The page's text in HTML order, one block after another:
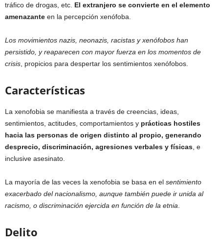
tráfico de drogas, etc. El extranjero se convierte en el elemento
amenazante en la percepción xenófoba.
Los movimientos nazis, neonazis, racistas y xenófobos han
persistido, y reaparecen con mayor fuerza en los momentos de
crisis , propicios para despertar los sentimientos xenófobos.
Características
La xenofobia se manifiesta a través de creencias, ideas,
sentimientos, actitudes, comportamientos y prácticas hostiles
hacia las personas de origen distinto al propio, generando
desprecio, discriminación, agresiones verbales y físicas , e
inclusive asesinato.
La mayoría de las veces la xenofobia se basa en el sentimiento
exacerbado del nacionalismo, aunque también puede ir unida al
racismo, o discriminación ejercida en función de la etnia
Delito